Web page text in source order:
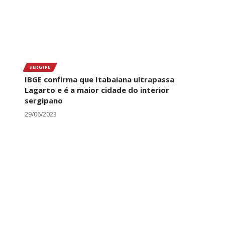
SERGIPE
IBGE confirma que Itabaiana ultrapassa
Lagarto e é a maior cidade do interior
sergipano
29/06/2023